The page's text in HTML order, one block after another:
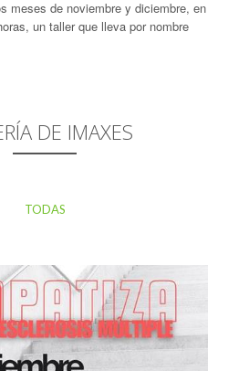
meses de noviembre y diciembre, en
un taller que lleva por nombre
DE IMAXES
TODAS